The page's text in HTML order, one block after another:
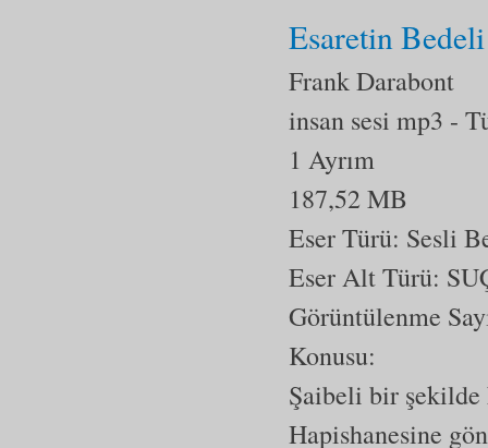
Esaretin Bedeli
Frank Darabont
insan sesi mp3 -
1 Ayrım
187,52 MB
Eser Türü: Sesli
Eser Alt Türü:
Görüntülenme
Konusu:
Şaibeli bir şekilde
Hapishanesine